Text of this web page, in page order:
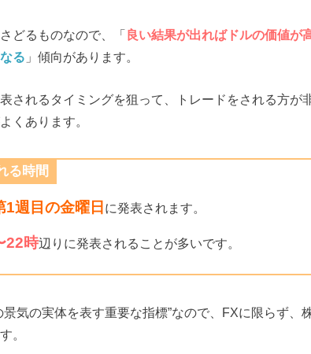
どるものなので、「良い結果が出ればドルの価値が
る 」傾向があります。
されるタイミングを狙って、トレードをされる方が
くあります。
る時間
1週目の金曜日 に発表されます。
22時辺りに発表されることが多いです。
気の実体を表す重要な指標”なので、FXに限らず、
。